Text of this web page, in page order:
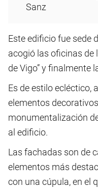
Sanz
Este edificio fue sede
acogió las oficinas de
de Vigo” y finalmente
Es de estilo ecléctico,
elementos
monumentalización
al edificio.
Las fachadas son de
elementos más
con una cúpula, en el